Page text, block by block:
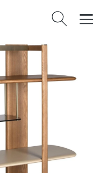
Vyhledávání
/Angel Cerdá Ořechový regál No.